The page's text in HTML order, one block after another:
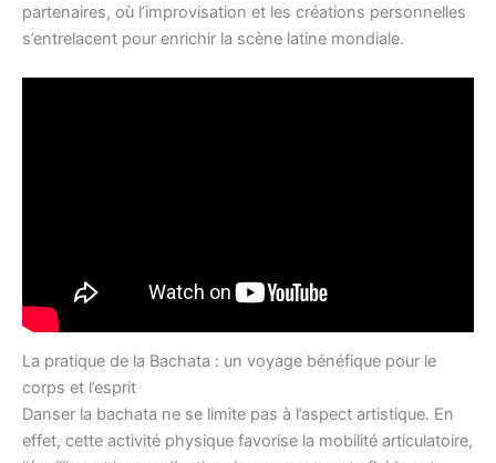
partenaires, où l’improvisation et les créations personnelles
s’entrelacent pour enrichir la scène latine mondiale.
La pratique de la Bachata : un voyage bénéfique pour le
corps et l’esprit
Danser la bachata ne se limite pas à l’aspect artistique. En
effet, cette activité physique favorise la mobilité articulatoire,